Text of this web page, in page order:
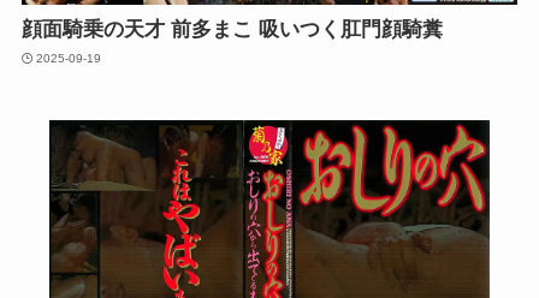
顔面騎乗の天才 前多まこ 吸いつく肛門顔騎糞
2025-09-19